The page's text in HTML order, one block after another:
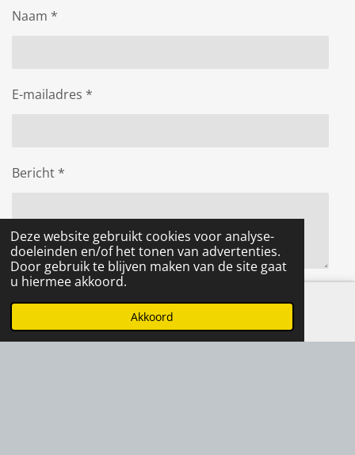
Deze website gebruikt cookies voor analyse-
doeleinden en/of het tonen van advertenties.
Door gebruik te blijven maken van de site gaat
u hiermee akkoord.
Akkoord
Naam *
E-mailadres *
Bericht *
Verstuur reactie